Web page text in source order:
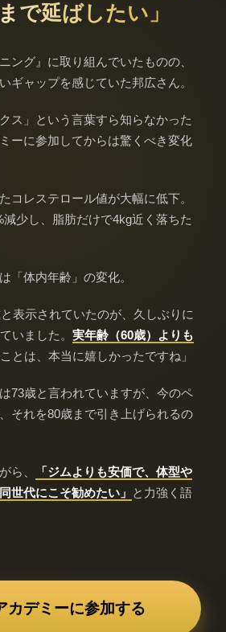
で延ばしたい」
ング』に取り組んでいたものの、
ギャップを感じていた邦広さん。
ス」という言葉すら知らなかった
ーに参加してからは驚くべき変化
コレステロール値が大幅に低下。
減少し、脂肪だけで4kg近く落ちた
「体内年齢」の変化。
と表示されていたのが、久しぶりに
いました。実年齢（60歳）よりも
とは、本当に嬉しかったですね」
73歳と言われていますが、今のペ
それを80歳まで引き上げられるの
ら、
「ジムよりも安価で、体型や
世代にこそ勧めたい」
と力強く語
カデミーに参加する